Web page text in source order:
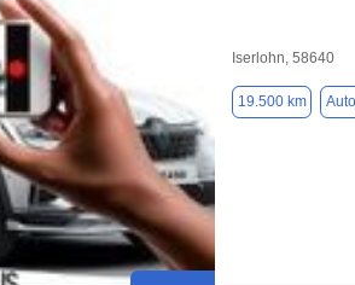
Iserlohn, 58640
19.500 km